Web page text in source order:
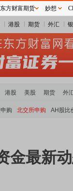
港股 期货 外汇
港股 美股 期货 外
购 北交所申购 AH股比
金最新
东方财富期货 妙想